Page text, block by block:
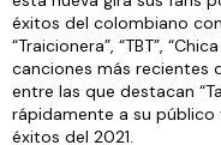
éxitos del colombiano
“Traicionera”, “TBT”,
canciones más recientes
entre las que destacan
rápidamente a su
éxitos del 2021.